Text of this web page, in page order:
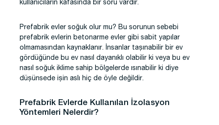
kullanıcıların kafasında bir soru vardır.
Prefabrik evler soğuk olur mu? Bu sorunun sebebi
prefabrik evlerin betonarme evler gibi sabit yapılar
olmamasından kaynaklanır. İnsanlar taşınabilir bir ev
gördüğünde bu ev nasıl dayanıklı olabilir ki veya bu ev
nasıl soğuk iklime sahip bölgelerde ısınabilir ki diye
düşünsede işin aslı hiç de öyle değildir.
Prefabrik Evlerde Kullanılan İzolasyon
Yöntemleri Nelerdir?